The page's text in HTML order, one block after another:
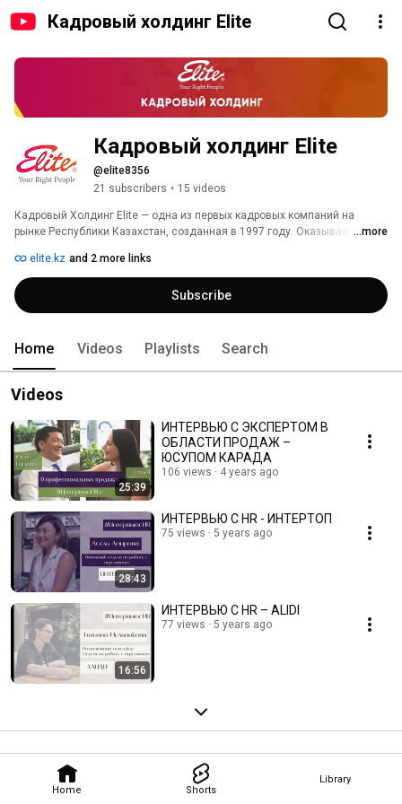
Кадровый холдинг Elite
Home Shorts
Library
Кадровый холдинг Elite
@elite8356
21 subscribers • 15 videos
Кадровый Холдинг Elite — одна из первых кадровых компаний на
рынке Республики Казахстан, созданная в 1997 году. Оказываем весь
...more
elite.kz and 2 more links
Subscribe
Home Videos Playlists Search
Videos
25:39
ИНТЕРВЬЮ С ЭКСПЕРТОМ В
ОБЛАСТИ ПРОДАЖ –
ЮСУПОМ КАРАДА
106 views 4 years ago
28:43
ИНТЕРВЬЮ С HR - ИНТЕРТОП
75 views 5 years ago
16:56
ИНТЕРВЬЮ С HR – ALIDI
77 views 5 years ago